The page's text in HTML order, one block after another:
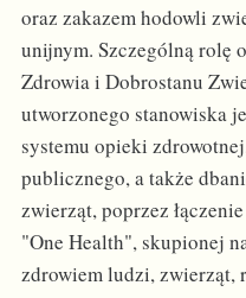
oraz zakazem hodowli
unijnym. Szczególną rolę
Zdrowia i Dobrostanu
utworzonego stanowiska
systemu opieki
publicznego, a także
zwierząt, poprzez
"One Health", skupionej
zdrowiem ludzi, zwierząt,